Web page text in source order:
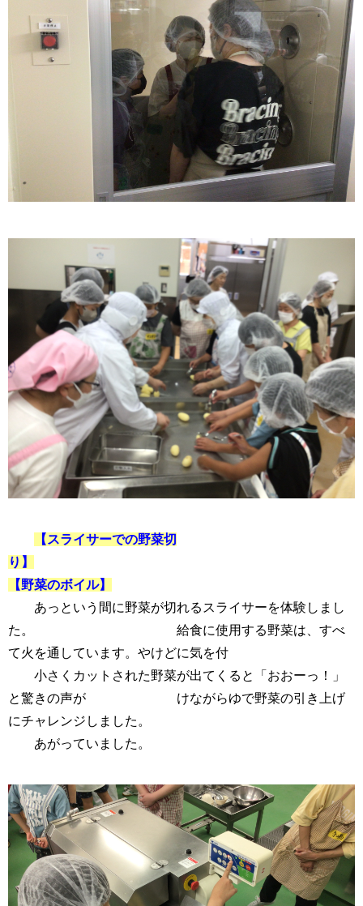
【スライサーでの野菜切
り】
【野菜のボイル】
あっという間に野菜が切れるスライサーを体験しまし
た。 給食に使用する野菜は、すべ
て火を通しています。やけどに気を付
小さくカットされた野菜が出てくると「おおーっ！」
と驚きの声が けながらゆで野菜の引き上げ
にチャレンジしました。
あがっていました。